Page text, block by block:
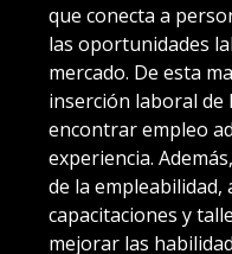
que conecta a
las oportunidades
mercado. De esta
inserción laboral de
encontrar empleo
experiencia.
de la empleabilidad,
capacitaciones y
mejorar las